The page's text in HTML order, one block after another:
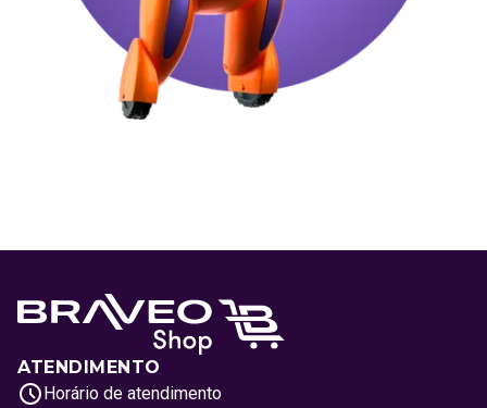
ATENDIMENTO
Horário de atendimento